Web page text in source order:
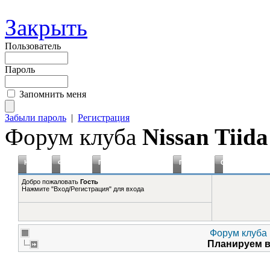
Закрыть
Пользователь
Пароль
Запомнить меня
Забыли пароль | Регистрация
Форум клуба Nissan Tiida
Новое Форумы Плагины Статистика Правила Справка
Добро пожаловать Гость
Нажмите "Вход/Регистрация" для входа
Форум клуба
Планируем